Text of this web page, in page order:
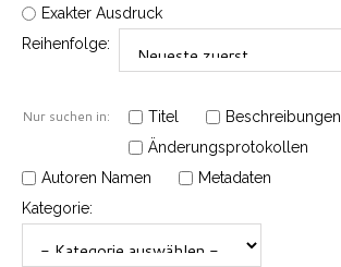
Exakter Ausdruck
Reihenfolge:
Nur suchen in: Titel
Beschreibungen
Änderungsprotokollen
Autoren Namen
Metadaten
Kategorie: